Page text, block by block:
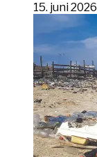
15. juni 2026